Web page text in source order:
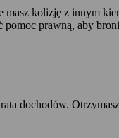
kolizję z innym
prawną, aby
dochodów.